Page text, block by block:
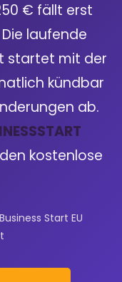
€ fällt erst
laufende
startet mit der
kündbar
ab.
kostenlose
Start EU